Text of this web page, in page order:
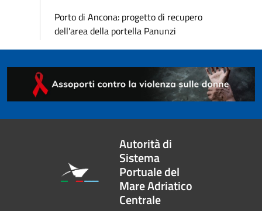
Porto di Ancona: progetto di recupero
dell'area della portella Panunzi
Autorità di
Sistema
Portuale del
Mare Adriatico
Centrale